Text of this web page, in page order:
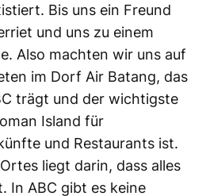
Bis uns ein Freund
und uns zu einem
Also machten wir uns auf
im Dorf Air Batang, das
trägt und der wichtigste
Island für
und Restaurants ist.
liegt darin, dass alles
In ABC gibt es keine